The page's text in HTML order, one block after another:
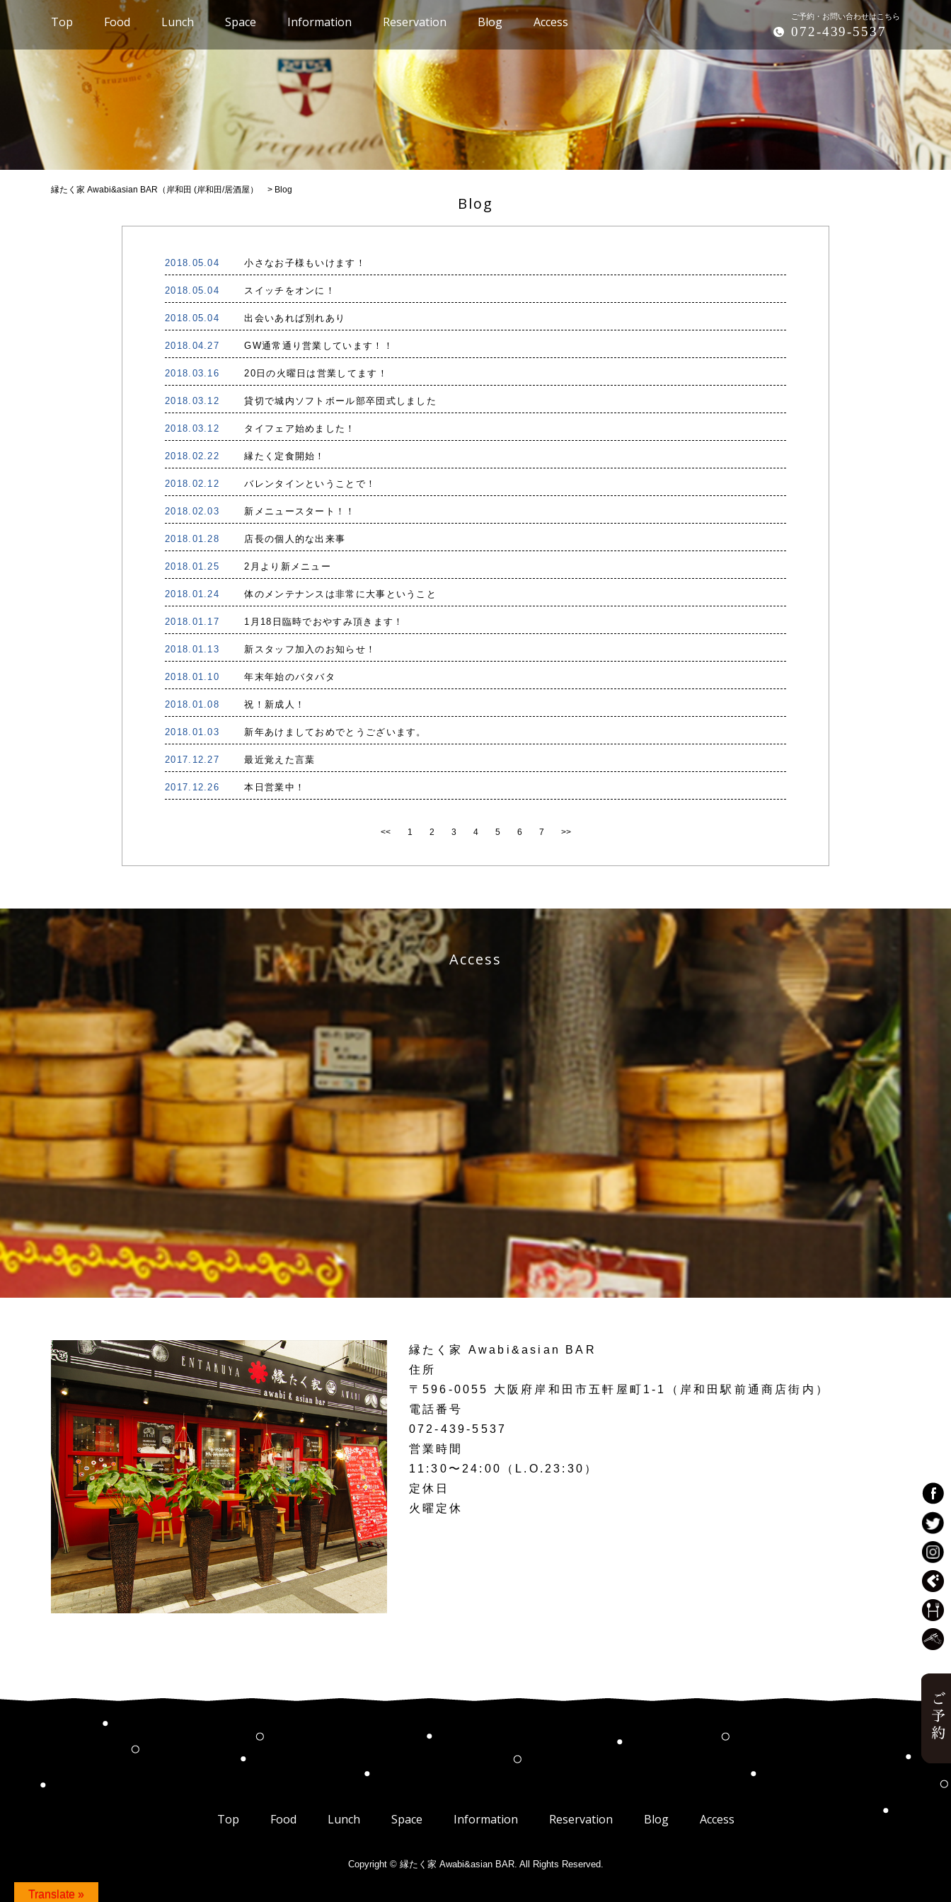
Top Food Lunch Space Information Reservation Blog Access ご予約・お問い合わせはこちら
072-439-5537
縁たく家 Awabi&asian BAR（岸和田 (岸和田/居酒屋） > Blog
Blog
2018.05.04 小さなお子様もいけます！
2018.05.04 スイッチをオンに！
2018.05.04 出会いあれば別れあり
2018.04.27 GW通常通り営業しています！！
2018.03.16 20日の火曜日は営業してます！
2018.03.12 貸切で城内ソフトボール部卒団式しました
2018.03.12 タイフェア始めました！
2018.02.22 縁たく定食開始！
2018.02.12 バレンタインということで！
2018.02.03 新メニュースタート！！
2018.01.28 店長の個人的な出来事
2018.01.25 2月より新メニュー
2018.01.24 体のメンテナンスは非常に大事ということ
2018.01.17 1月18日臨時でおやすみ頂きます！
2018.01.13 新スタッフ加入のお知らせ！
2018.01.10 年末年始のバタバタ
2018.01.08 祝！新成人！
2018.01.03 新年あけましておめでとうございます。
2017.12.27 最近覚えた言葉
2017.12.26 本日営業中！
<< 1 2 3 4 5 6 7 >>
Access
縁たく家 Awabi&asian BAR
住所
〒596-0055 大阪府岸和田市五軒屋町1-1（岸和田駅前通商店街内）
電話番号
072-439-5537
営業時間
11:30〜24:00（L.O.23:30）
定休日
火曜定休
Top Food Lunch Space Information Reservation Blog Access
Copyright © 縁たく家 Awabi&asian BAR. All Rights Reserved.
Translate »